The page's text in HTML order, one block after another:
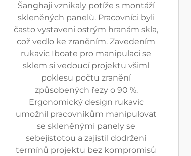
Šanghaji vznikaly potíže s montáží
skleněných panelů. Pracovníci byli
často vystaveni ostrým hranám skla,
což vedlo ke zraněním. Zavedením
rukavic Iboate pro manipulaci se
sklem si vedoucí projektu všiml
poklesu počtu zranění
způsobených řezy o 90 %.
Ergonomický design rukavic
umožnil pracovníkům manipulovat
se skleněnými panely se
sebejistotou a zajistil dodržení
termínů projektu bez kompromisů